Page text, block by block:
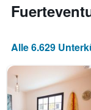
Alle 6.629